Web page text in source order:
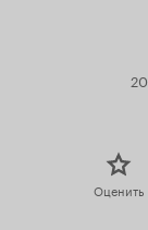
Оценить